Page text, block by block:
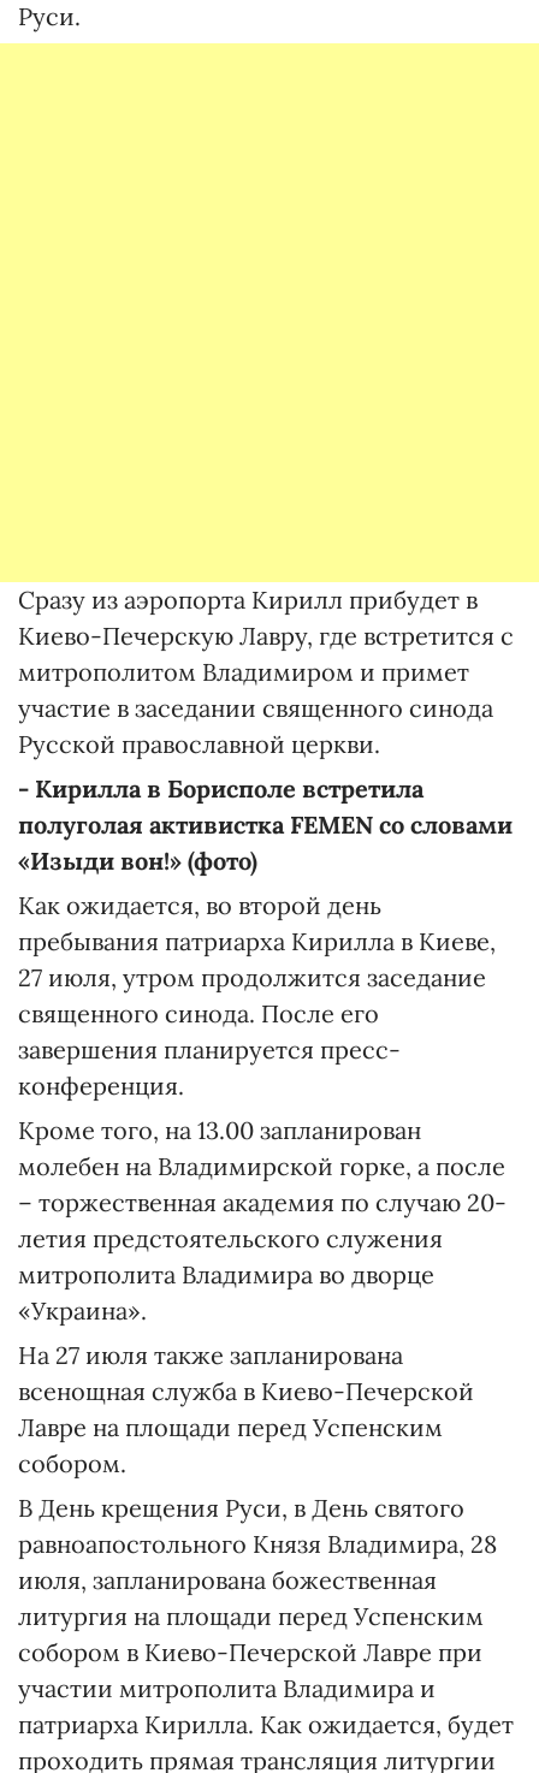
Руси.
Сразу из аэропорта Кирилл прибудет в
Киево-Печерскую Лавру, где встретится с
митрополитом Владимиром и примет
участие в заседании священного синода
Русской православной церкви.
- Кирилла в Борисполе встретила
полуголая активистка FEMEN со словами
«Изыди вон!» (фото)
Как ожидается, во второй день
пребывания патриарха Кирилла в Киеве,
27 июля, утром продолжится заседание
священного синода. После его
завершения планируется пресс-
конференция.
Кроме того, на 13.00 запланирован
молебен на Владимирской горке, а после
– торжественная академия по случаю 20-
летия предстоятельского служения
митрополита Владимира во дворце
«Украина».
На 27 июля также запланирована
всенощная служба в Киево-Печерской
Лавре на площади перед Успенским
собором.
В День крещения Руси, в День святого
равноапостольного Князя Владимира, 28
июля, запланирована божественная
литургия на площади перед Успенским
собором в Киево-Печерской Лавре при
участии митрополита Владимира и
патриарха Кирилла. Как ожидается, будет
проходить прямая трансляция литургии